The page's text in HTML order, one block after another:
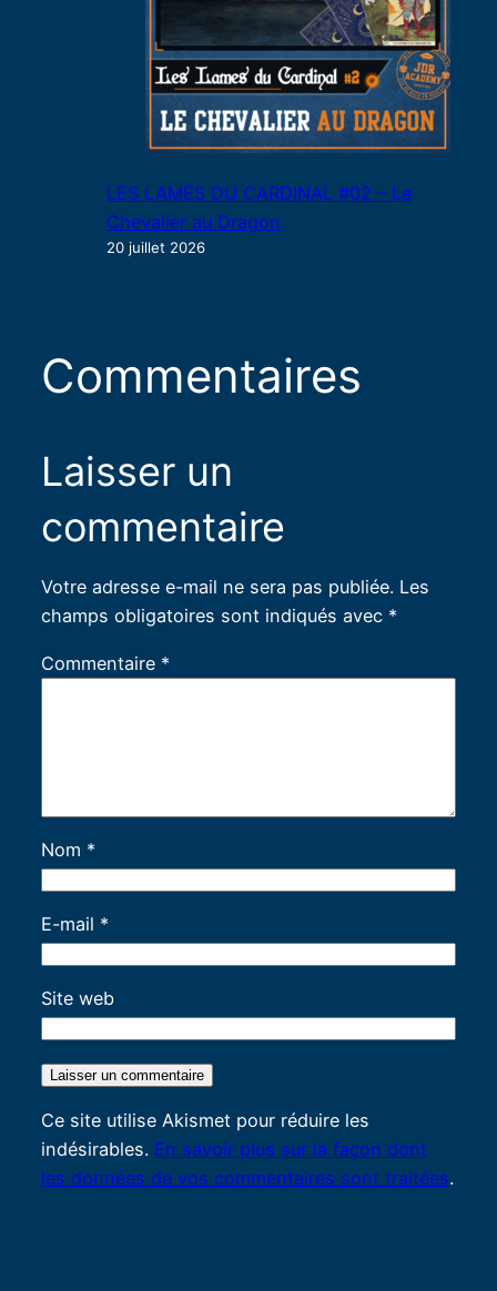
LES LAMES DU CARDINAL #02 – Le
Chevalier au Dragon
20 juillet 2026
Commentaires
Laisser un
commentaire
Votre adresse e-mail ne sera pas publiée. Les
champs obligatoires sont indiqués avec *
Commentaire *
Nom *
E-mail *
Site web
Ce site utilise Akismet pour réduire les
indésirables. En savoir plus sur la façon dont
les données de vos commentaires sont traitées.